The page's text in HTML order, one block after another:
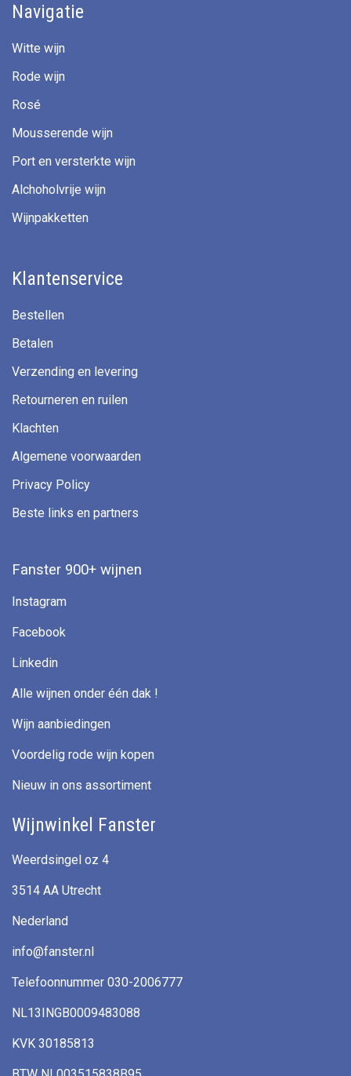
Navigatie
Witte wijn
Rode wijn
Rosé
Mousserende wijn
Port en versterkte wijn
Alchoholvrije wijn
Wijnpakketten
Klantenservice
Bestellen
Betalen
Verzending en levering
Retourneren en ruilen
Klachten
Algemene voorwaarden
Privacy Policy
Beste links en partners
Fanster 900+ wijnen
Instagram
Facebook
Linkedin
Alle wijnen onder één dak !
Wijn aanbiedingen
Voordelig rode wijn kopen
Nieuw in ons assortiment
Wijnwinkel Fanster
Weerdsingel oz 4
3514 AA Utrecht
Nederland
info@fanster.nl
Telefoonnummer 030-2006777
NL13INGB0009483088
KVK 30185813